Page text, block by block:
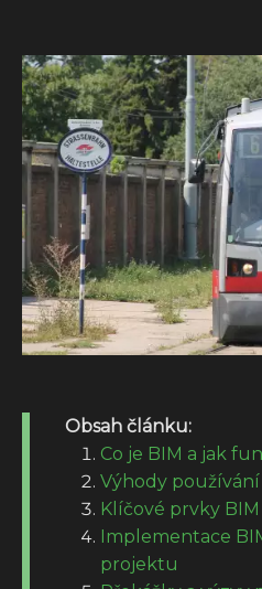
Obsah článku:
Co je BIM a jak
Výhody
Klíčové prvky
Implementace
projektu